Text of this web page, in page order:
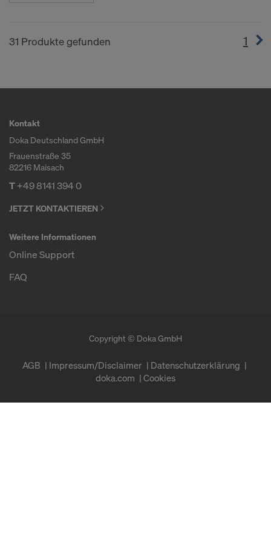
31 Produkte gefunden 1
Kontakt
Doka Deutschland GmbH
Frauenstraße 35
82216 Maisach
T+49 8141 394 0
JETZT KONTAKTIEREN
Weitere Informationen
Online Support
FAQ
Copyright © Doka GmbH
AGB Impressum/Disclaimer
Datenschutzerklärung
doka.com
Cookies